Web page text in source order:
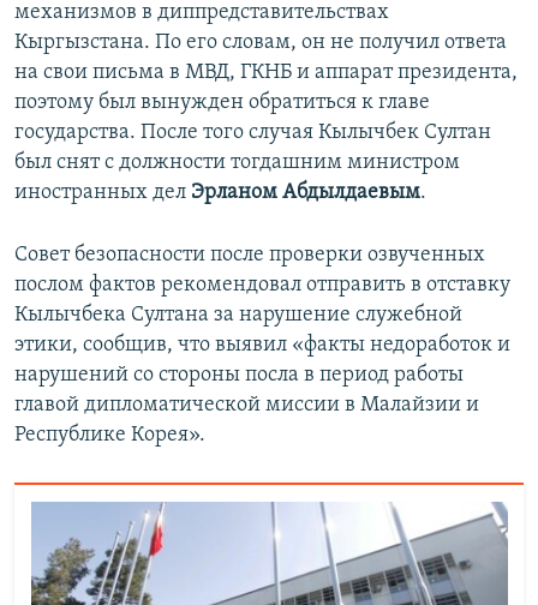
механизмов в диппредставительствах
Кыргызстана. По его словам, он не получил ответа
на свои письма в МВД, ГКНБ и аппарат президента,
поэтому был вынужден обратиться к главе
государства. После того случая Кылычбек Султан
был снят с должности тогдашним министром
иностранных дел Эрланом Абдылдаевым.
Совет безопасности после проверки озвученных
послом фактов рекомендовал отправить в отставку
Кылычбека Султана за нарушение служебной
этики, сообщив, что выявил «факты недоработок и
нарушений со стороны посла в период работы
главой дипломатической миссии в Малайзии и
Республике Корея».